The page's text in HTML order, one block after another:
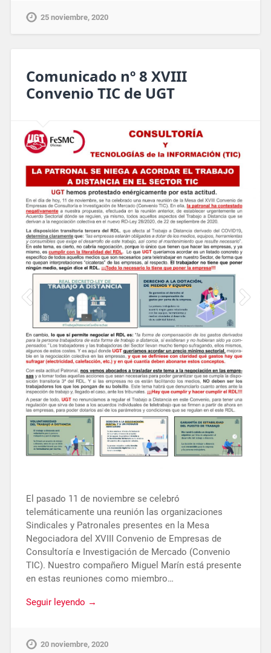
25 noviembre, 2020
Comunicado nº 8 XVIII
Convenio TIC de UGT
El pasado 11 de noviembre se celebró
telemáticamente una reunión las organizaciones
Sindicales y Patronales presentes en la Mesa
Negociadora del XVIII Convenio de Empresas de
Consultoría e Investigación de Mercado (Convenio
TIC). Nuestro compañero Miguel Marín está presente
en estas reuniones como miembro…
Seguir leyendo →
20 noviembre, 2020